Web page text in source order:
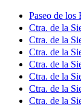
Paseo de los
Ctra. de la
Ctra. de la
Ctra. de la
Ctra. de la
Ctra. de la
Ctra. de la
Ctra. de la